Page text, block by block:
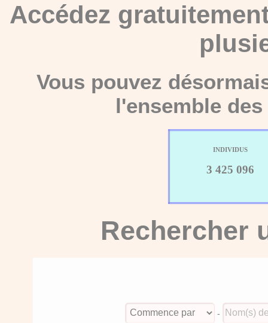
Accédez
Vous pouvez
l'ensemble
INDIVIDUS
3 425 096
Rechercher
-